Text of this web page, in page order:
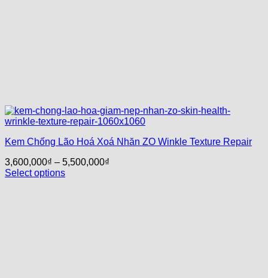
Kem Chống Lão Hoá Xoá Nhăn ZO Winkle Texture Repair
3,600,000₫ – 5,500,000₫
Select options